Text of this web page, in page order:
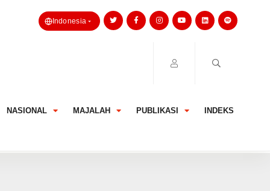
Indonesia
NASIONAL MAJALAH PUBLIKASI INDEKS